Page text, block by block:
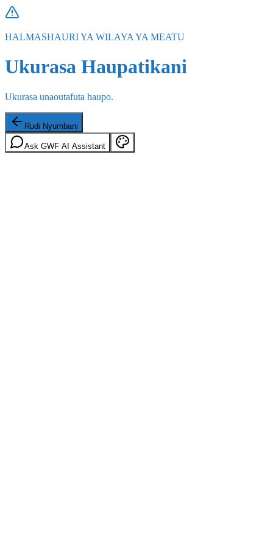
HALMASHAURI YA WILAYA YA MEATU
Ukurasa Haupatikani
Ukurasa unaoutafuta haupo.
Rudi Nyumbani
Ask GWF AI Assistant